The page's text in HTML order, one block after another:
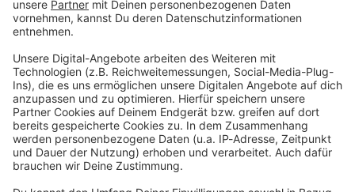
Du möchtest uns etwas sagen?
Studio Hotline
Kontaktformular
Sprachnachricht